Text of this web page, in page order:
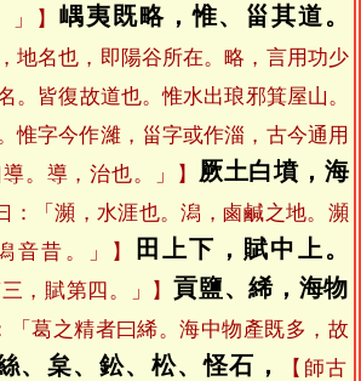
】 嵎夷既略，惟、甾其道。
地名也，即陽谷所在。略，言用功少
。皆復故道也。惟水出琅邪箕屋山。
惟字今作濰，甾字或作淄，古今通用
。導，治也。」】
厥土白墳，海
：「瀕，水涯也。潟，鹵鹹之地。瀕
音昔。」】
田上下，賦中上。
，賦第四。」】貢鹽、絺，海物
「葛之精者曰絺。海中物產既多，故
、枲、鈆、松、怪石， 【 師古